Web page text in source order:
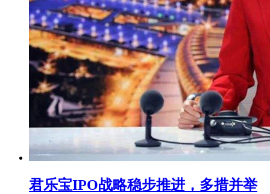
君乐宝IPO战略稳步推进，多措并举